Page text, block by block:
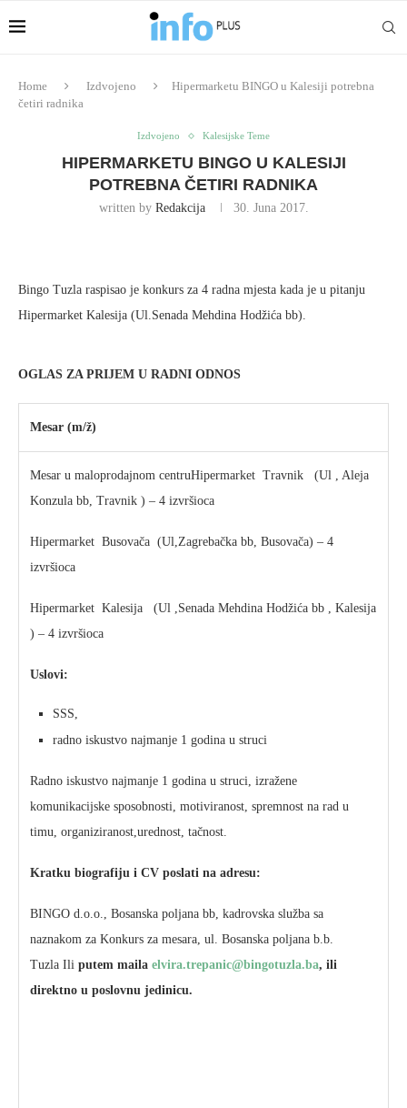
Home Izdvojeno
Hipermarketu BINGO u Kalesiji potrebna
četiri radnika
Izdvojeno Kalesijske Teme
HIPERMARKETU BINGO U KALESIJI
POTREBNA ČETIRI RADNIKA
written by Redakcija 30. Juna 2017.
Bingo Tuzla raspisao je konkurs za 4 radna mjesta kada je u pitanju
Hipermarket Kalesija (Ul.Senada Mehdina Hodžića bb).
OGLAS ZA PRIJEM U RADNI ODNOS
Mesar (m/ž)
Mesar u maloprodajnom centruHipermarket Travnik (Ul , Aleja
Konzula bb, Travnik ) – 4 izvršioca
Hipermarket Busovača (Ul,Zagrebačka bb, Busovača) – 4
izvršioca
Hipermarket Kalesija (Ul ,Senada Mehdina Hodžića bb , Kalesija
) – 4 izvršioca
Uslovi:
SSS,
radno iskustvo najmanje 1 godina u struci
Radno iskustvo najmanje 1 godina u struci, izražene
komunikacijske sposobnosti, motiviranost, spremnost na rad u
timu, organiziranost,urednost, tačnost.
Kratku biografiju i CV poslati na adresu:
BINGO d.o.o., Bosanska poljana bb, kadrovska služba sa
naznakom za Konkurs za mesara, ul. Bosanska poljana b.b.
Tuzla Ili putem maila elvira.trepanic@bingotuzla.ba, ili
direktno u poslovnu jedinicu.